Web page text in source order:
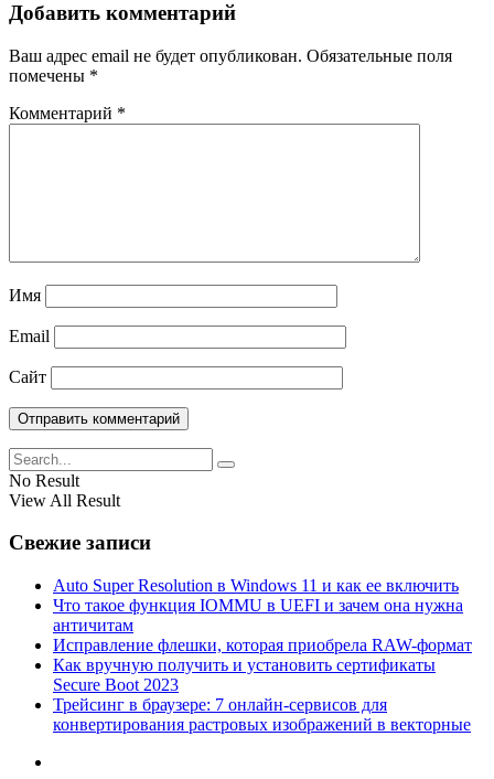
Добавить комментарий
Ваш адрес email не будет опубликован. Обязательные поля
помечены *
Комментарий *
Имя
Email
Сайт
No Result
View All Result
Свежие записи
Auto Super Resolution в Windows 11 и как ее включить
Что такое функция IOMMU в UEFI и зачем она нужна
античитам
Исправление флешки, которая приобрела RAW-формат
Как вручную получить и установить сертификаты
Secure Boot 2023
Трейсинг в браузере: 7 онлайн-сервисов для
конвертирования растровых изображений в векторные